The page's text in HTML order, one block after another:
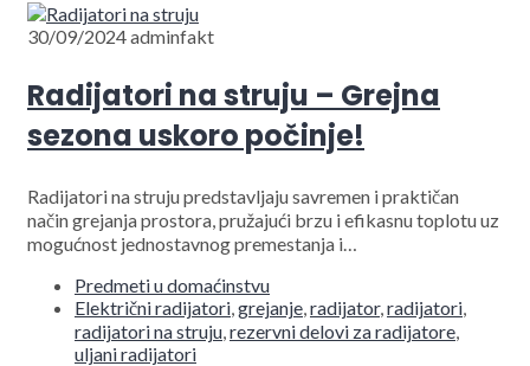
30/09/2024adminfakt
Radijatori na struju – Grejna
sezona uskoro počinje!
Radijatori na struju predstavljaju savremen i praktičan
način grejanja prostora, pružajući brzu i efikasnu toplotu uz
mogućnost jednostavnog premestanja i…
Predmeti u domaćinstvu
Električni radijatori,grejanje,radijator,radijatori,
radijatori na struju,rezervni delovi za radijatore,
uljani radijatori